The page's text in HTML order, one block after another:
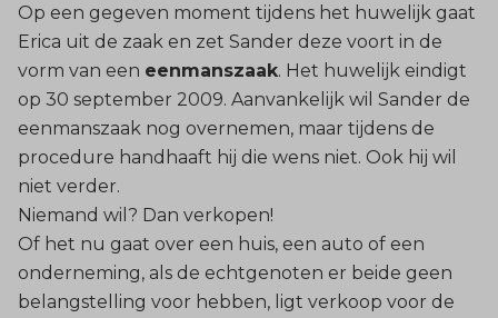
Op een gegeven moment tijdens het huwelijk gaat
Erica uit de zaak en zet Sander deze voort in de
vorm van een eenmanszaak. Het huwelijk eindigt
op 30 september 2009. Aanvankelijk wil Sander de
eenmanszaak nog overnemen, maar tijdens de
procedure handhaaft hij die wens niet. Ook hij wil
niet verder.
Niemand wil? Dan verkopen!
Of het nu gaat over een huis, een auto of een
onderneming, als de echtgenoten er beide geen
belangstelling voor hebben, ligt verkoop voor de